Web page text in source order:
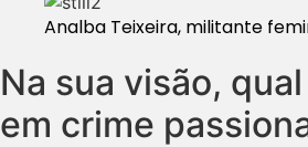
Analba Teixeira, militante
Na sua visão,
em crime